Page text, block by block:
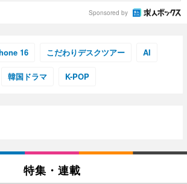
Sponsored by
16 こだわりデスクツアー AI
韓国ドラマ K-POP
特集・連載